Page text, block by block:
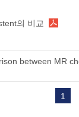
의 비교
between MR
1